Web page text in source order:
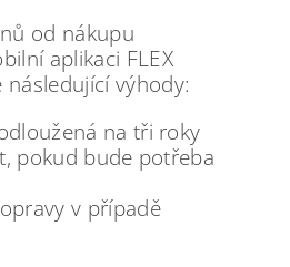
od nákupu
aplikaci FLEX
výhody:
na tři roky
pokud bude potřeba
v případě